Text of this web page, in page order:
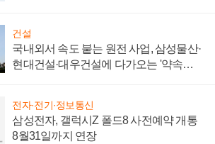
건설
국내외서 속도 붙는 원전 사업, 삼성물산·
현대건설·대우건설에 다가오는 '약속의
전자·전기·정보통신
삼성전자, 갤럭시Z 폴드8 사전예약 개통
8월31일까지 연장